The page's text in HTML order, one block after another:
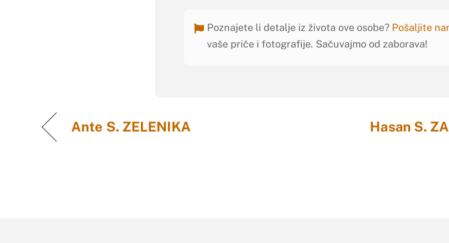
Poznajete li detalje iz života ove osobe? Pošaljite
vaše priče i fotografije. Sačuvajmo od zaborava!
Ante S. ZELENIKA Hasan S.